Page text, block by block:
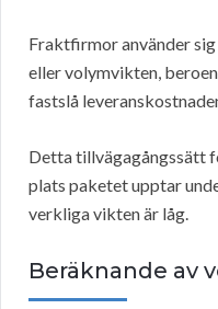
Fraktfirmor använder
eller volymvikten,
fastslå
Detta tillvägagångssätt
plats paketet upptar
verkliga vikten är låg.
Beräknande av